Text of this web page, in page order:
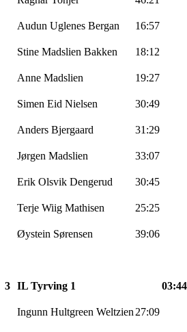
Audun Uglenes Bergan 16:57
Stine Madslien Bakken 18:12
Anne Madslien 19:27
Simen Eid Nielsen 30:49
Anders Bjergaard 31:29
Jørgen Madslien 33:07
Erik Olsvik Dengerud 30:45
Terje Wiig Mathisen 25:25
Øystein Sørensen 39:06
3 IL Tyrving 1
Ingunn Hultgreen Weltzien 27:09